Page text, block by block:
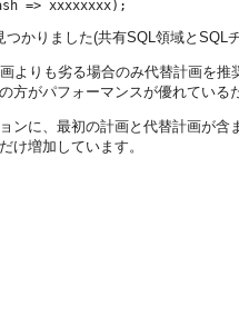
かりました(共有SQL領域とSQL
よりも劣る場合のみ代替計画を
方がパフォーマンスが優れてい
ンに、最初の計画と代替計画が
け増加しています。